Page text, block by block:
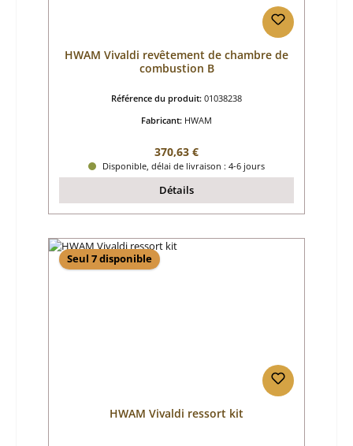
HWAM Vivaldi revêtement de chambre de
combustion B
Référence du produit: 01038238
Fabricant: HWAM
Prix régulier :
370,63 €
Disponible, délai de livraison : 4-6 jours
Détails
Seul 7 disponible
HWAM Vivaldi ressort kit